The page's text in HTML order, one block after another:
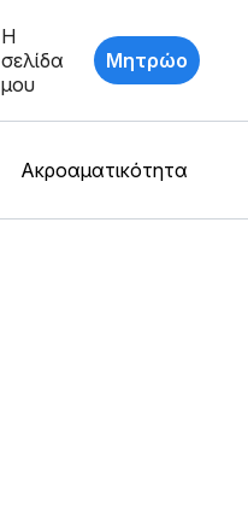
Η
σελίδα
μου
Μητρώο
Ακροαματικότητα